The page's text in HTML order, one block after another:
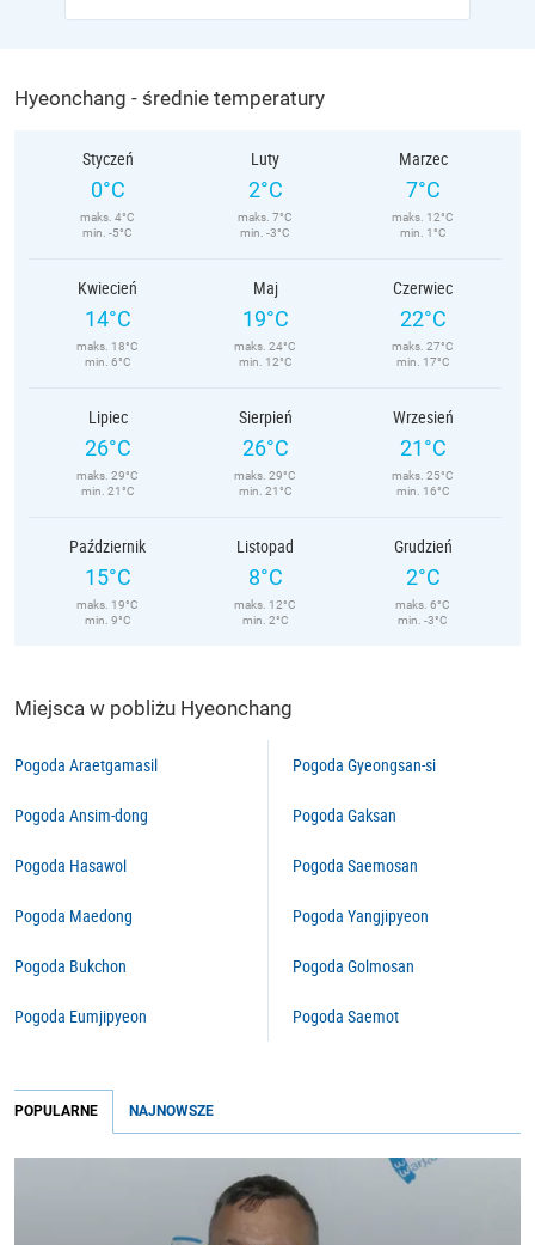
Hyeonchang - średnie temperatury
Styczeń
0°C
maks. 4°C
min. -5°C
Luty
2°C
maks. 7°C
min. -3°C
Marzec
7°C
maks. 12°C
min. 1°C
Kwiecień
14°C
maks. 18°C
min. 6°C
Maj
19°C
maks. 24°C
min. 12°C
Czerwiec
22°C
maks. 27°C
min. 17°C
Lipiec
26°C
maks. 29°C
min. 21°C
Sierpień
26°C
maks. 29°C
min. 21°C
Wrzesień
21°C
maks. 25°C
min. 16°C
Październik
15°C
maks. 19°C
min. 9°C
Listopad
8°C
maks. 12°C
min. 2°C
Grudzień
2°C
maks. 6°C
min. -3°C
Miejsca w pobliżu Hyeonchang
Pogoda Araetgamasil
Pogoda Ansim-dong
Pogoda Hasawol
Pogoda Maedong
Pogoda Bukchon
Pogoda Eumjipyeon
Pogoda Gyeongsan-si
Pogoda Gaksan
Pogoda Saemosan
Pogoda Yangjipyeon
Pogoda Golmosan
Pogoda Saemot
POPULARNE NAJNOWSZE